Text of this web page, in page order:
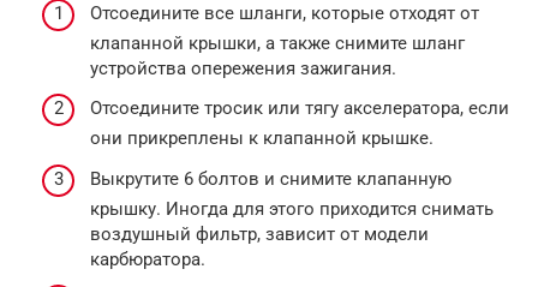
Отсоедините все шланги, которые отходят от
клапанной крышки, а также снимите шланг
устройства опережения зажигания.
Отсоедините тросик или тягу акселератора, если
они прикреплены к клапанной крышке.
Выкрутите 6 болтов и снимите клапанную
крышку. Иногда для этого приходится снимать
воздушный фильтр, зависит от модели
карбюратора.